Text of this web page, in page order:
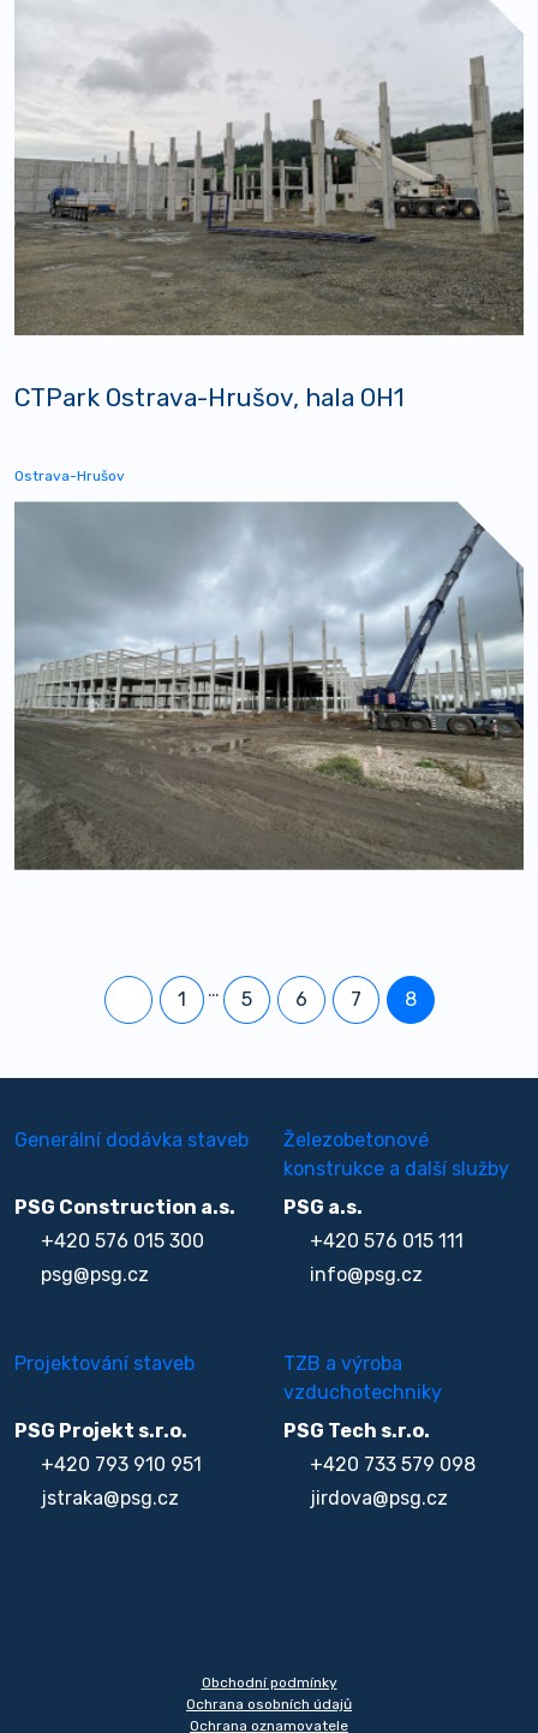
CTPark Ostrava-Hrušov, hala OH1
Ostrava-Hrušov
1 … 5 6 7 8
Generální dodávka staveb
PSG Construction a.s.
+420 576 015 300
psg@psg.cz
Železobetonové
konstrukce a další služby
PSG a.s.
+420 576 015 111
info@psg.cz
Projektování staveb
PSG Projekt s.r.o.
+420 793 910 951
jstraka@psg.cz
TZB a výroba
vzduchotechniky
PSG Tech s.r.o.
+420 733 579 098
jirdova@psg.cz
Obchodní podmínky
Ochrana osobních údajů
Ochrana oznamovatele